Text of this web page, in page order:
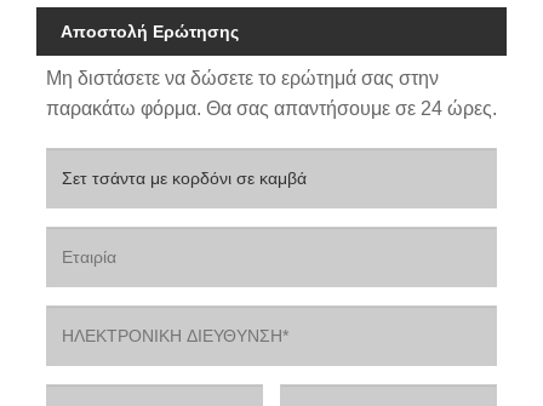
Αποστολή Ερώτησης
Μη διστάσετε να δώσετε το ερώτημά σας στην
παρακάτω φόρμα. Θα σας απαντήσουμε σε 24 ώρες.